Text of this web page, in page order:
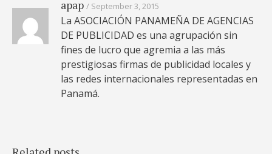
apap September 3, 2015
La ASOCIACIÓN PANAMEÑA DE AGENCIAS
DE PUBLICIDAD es una agrupación sin
fines de lucro que agremia a las más
prestigiosas firmas de publicidad locales y
las redes internacionales representadas en
Panamá.